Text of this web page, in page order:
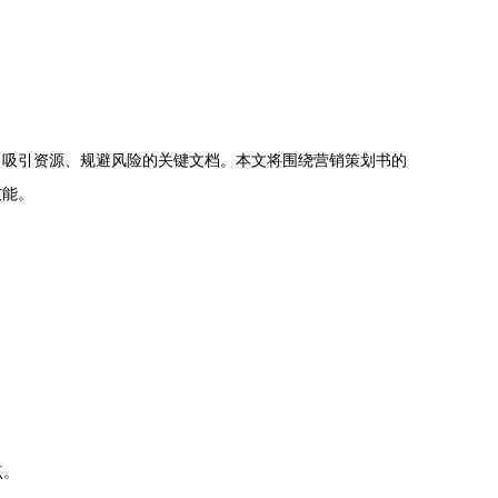
引资源、规避风险的关键文档。本文将围绕营销策划书的
。